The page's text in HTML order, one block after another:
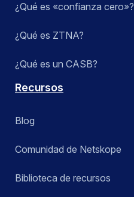
¿Qué es «confianza cero»?
¿Qué es ZTNA?
¿Qué es un CASB?
Recursos
Blog
Comunidad de Netskope
Biblioteca de recursos